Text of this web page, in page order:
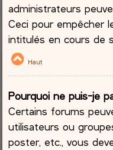
administrateurs
Ceci pour empêcher
intitulés en cours de
Haut
Pourquoi ne puis-je
Certains forums
utilisateurs ou
poster, etc., vous